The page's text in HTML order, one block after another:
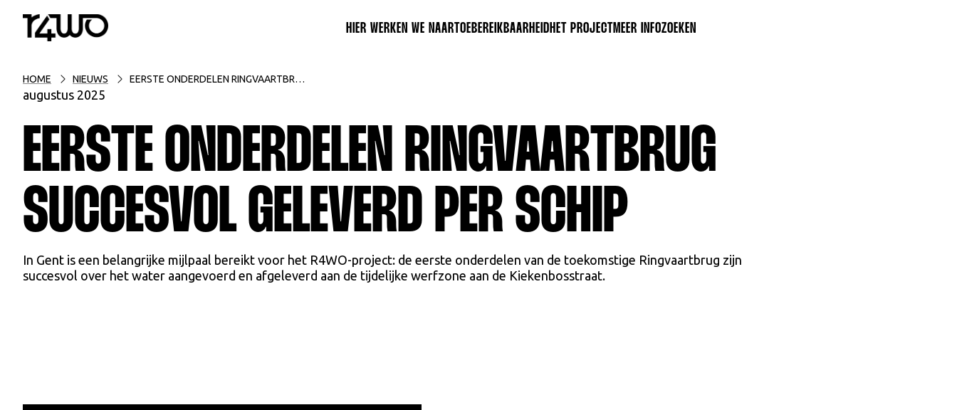
HIER WERKEN WE NAARTOE BEREIKBAARHEID HET PROJECTMEER INFOZOEKEN
HOME NIEUWS EERSTE ONDERDELEN RINGVAARTBRUG SUCCESVOL GELEVERD PER SCHIP
augustus 2025
EERSTE ONDERDELEN RINGVAARTBRUG
SUCCESVOL GELEVERD PER SCHIP
In Gent is een belangrijke mijlpaal bereikt voor het R4WO-project: de eerste onderdelen van de toekomstige Ringvaartbrug zijn
succesvol over het water aangevoerd en afgeleverd aan de tijdelijke werfzone aan de Kiekenbosstraat.